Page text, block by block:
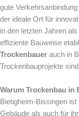
gute
der ideale Ort für
in den letzten Jahren
effiziente Bauweise
Trockenbauer auch in
Trockenbauprojekte
Warum Trockenbau in
Bietigheim-Bissingen
Gebäude als auch für